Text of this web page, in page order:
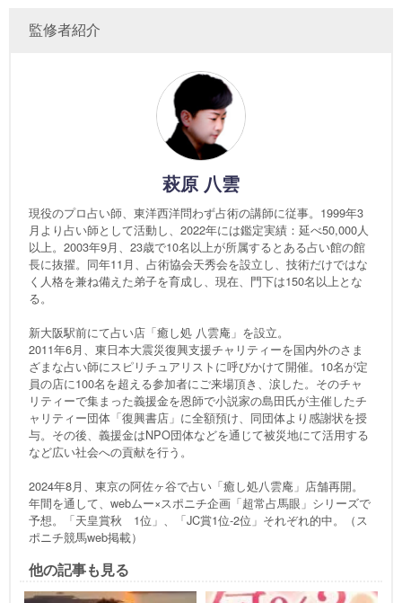
監修者紹介
萩原 八雲
現役のプロ占い師、東洋西洋問わず占術の講師に従事。1999年3
月より占い師として活動し、2022年には鑑定実績：延べ50,000人
以上。2003年9月、23歳で10名以上が所属するとある占い館の館
長に抜擢。同年11月、占術協会天秀会を設立し、技術だけではな
く人格を兼ね備えた弟子を育成し、現在、門下は150名以上とな
る。
新大阪駅前にて占い店「癒し処 八雲庵」を設立。
2011年6月、東日本大震災復興支援チャリティーを国内外のさま
ざまな占い師にスピリチュアリストに呼びかけて開催。10名が定
員の店に100名を超える参加者にご来場頂き、涙した。そのチャ
リティーで集まった義援金を恩師で小説家の島田氏が主催したチ
ャリティー団体「復興書店」に全額預け、同団体より感謝状を授
与。その後、義援金はNPO団体などを通じて被災地にて活用する
など広い社会への貢献を行う。
2024年8月、東京の阿佐ヶ谷で占い「癒し処八雲庵」店舗再開。
年間を通して、webムー×スポニチ企画「超常占馬眼」シリーズで
予想。「天皇賞秋 1位」、「JC賞1位-2位」それぞれ的中。（ス
ポニチ競馬web掲載）
他の記事も見る